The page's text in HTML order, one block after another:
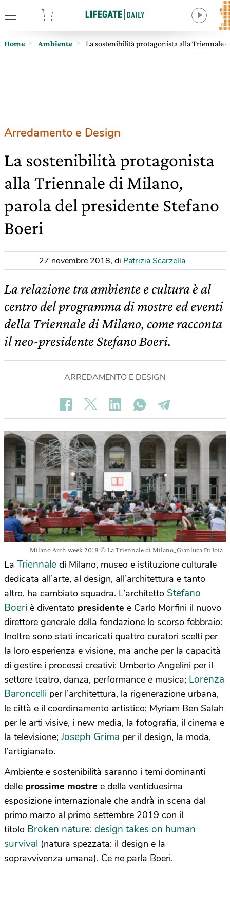
Home Ambiente La sostenibilità protagonista alla Triennale
Arredamento e Design
La sostenibilità protagonista
alla Triennale di Milano,
parola del presidente Stefano
Boeri
27 novembre 2018, di Patrizia Scarzella
La relazione tra ambiente e cultura è al
centro del programma di mostre ed eventi
della Triennale di Milano, come racconta
il neo-presidente Stefano Boeri.
ARREDAMENTO E DESIGN
Milano Arch week 2018 © La Triennale di Milano_Gianluca Di Ioia
La Triennale di Milano, museo e istituzione culturale
dedicata all’arte, al design, all’architettura e tanto
altro, ha cambiato squadra. L’architetto Stefano
Boeri è diventato presidente e Carlo Morfini il nuovo
direttore generale della fondazione lo scorso febbraio:
Inoltre sono stati incaricati quattro curatori scelti per
la loro esperienza e visione, ma anche per la capacità
di gestire i processi creativi: Umberto Angelini per il
settore teatro, danza, performance e musica; Lorenza
Baroncelli per l’architettura, la rigenerazione urbana,
le città e il coordinamento artistico; Myriam Ben Salah
per le arti visive, i new media, la fotografia, il cinema e
la televisione;Joseph Grima per il design, la moda,
l’artigianato.
Ambiente e sostenibilità saranno i temi dominanti
delle prossime mostre e della ventiduesima
esposizione internazionale che andrà in scena dal
primo marzo al primo settembre 2019 con il
titolo Broken nature: design takes on human
survival (natura spezzata: il design e la
sopravvivenza umana). Ce ne parla Boeri.